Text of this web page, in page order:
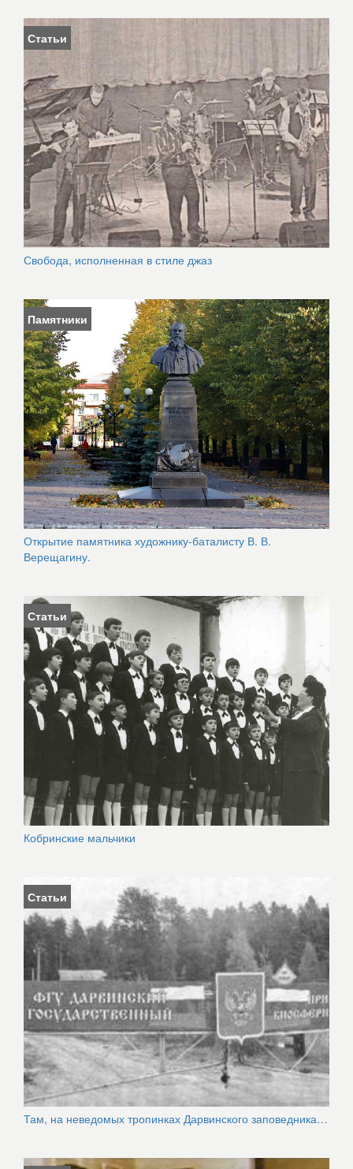
Статьи
Свобода, исполненная в стиле джаз
Памятники
Открытие памятника художнику-баталисту В. В.
Верещагину.
Статьи
Кобринские мальчики
Статьи
Там, на неведомых тропинках Дарвинского заповедника…